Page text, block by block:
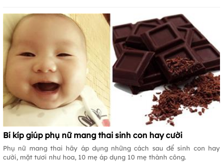
Bí kíp giúp phụ nữ mang thai sinh con hay cười
Phụ nữ mang thai hãy áp dụng những cách sau để sinh con hay
cười, mặt tươi như hoa, 10 mẹ áp dụng 10 mẹ thành công.